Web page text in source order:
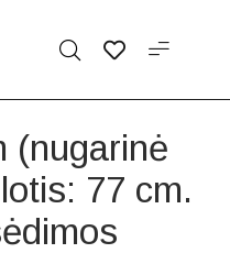
(nugarinė
77 cm.